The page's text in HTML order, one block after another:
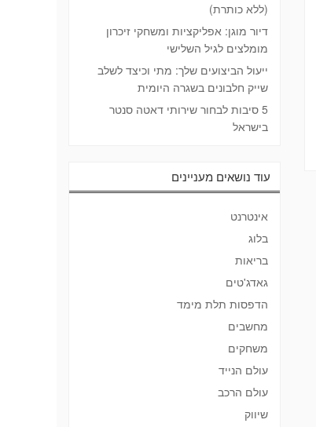
(ללא כותרת)
דיור מוגן: אפליקציות ומשחקי זיכרון
מומלצים לגיל השלישי
ייעול הביצועים שלך: מתי וכיצד לשלב
שייק חלבונים בשגרה היומית
5 סיבות לבחור שירותי דאטה סנטר
בישראל
עוד נושאים מעניינים
אינטרנט
בלוג
בריאות
גאדג'טים
הדפסות תלת מימד
מחשבים
משחקים
עולם הנייד
עולם הרכב
שיווק